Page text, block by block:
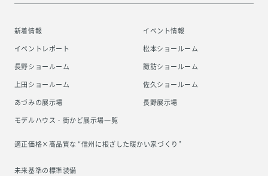
新着情報
イベント情報
イベントレポート
松本ショールーム
長野ショールーム
諏訪ショールーム
上田ショールーム
佐久ショールーム
あづみの展示場
長野展示場
モデルハウス・街かど展示場一覧
適正価格×高品質な “信州に根ざした暖かい家づくり”
未来基準の標準装備